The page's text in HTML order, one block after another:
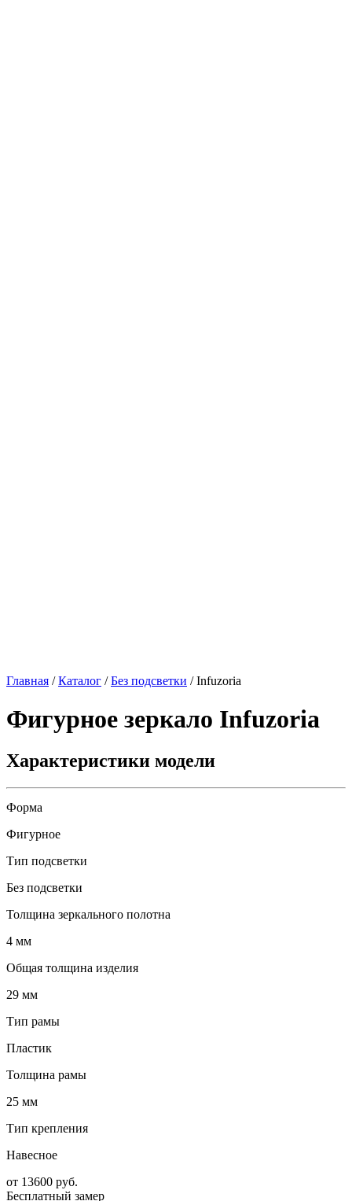
Главная /Каталог /Без подсветки /Infuzoria
Фигурное зеркало Infuzoria
Характеристики модели
Форма
Фигурное
Тип подсветки
Без подсветки
Толщина зеркального полотна
4 мм
Общая толщина изделия
29 мм
Тип рамы
Пластик
Толщина рамы
25 мм
Тип крепления
Навесное
от 13600 руб.
Бесплатный замер